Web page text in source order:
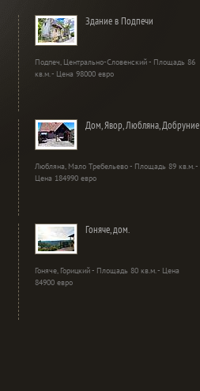
Здание в Подпечи
Подпеч, Центрально-Словенский - Площадь 86
кв.м. - Цена 98000 евро
Дом, Явор, Любляна, Добруние
Любляна, Мало Требельево - Площадь 89 кв.м. -
Цена 184990 евро
Гоняче, дом.
Гоняче, Горицкий - Площадь 80 кв.м. - Цена
84900 евро